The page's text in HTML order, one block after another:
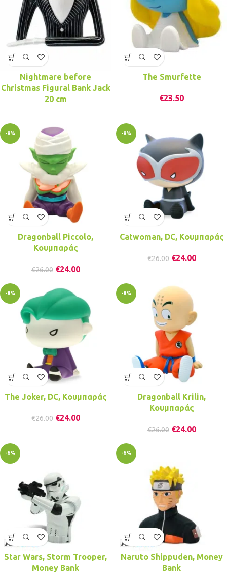
Nightmare before
Christmas Figural Bank Jack
20 cm
The Smurfette
€23.50
-8%
Dragonball Piccolo,
Κουμπαράς
€26.00 €24.00
-8%
Catwoman, DC, Κουμπαράς
€26.00 €24.00
-8%
The Joker, DC, Κουμπαράς
€26.00 €24.00
-8%
Dragonball Krilin,
Κουμπαράς
€26.00 €24.00
-6%
Star Wars, Storm Trooper,
Money Bank
-6%
Naruto Shippuden, Money
Bank